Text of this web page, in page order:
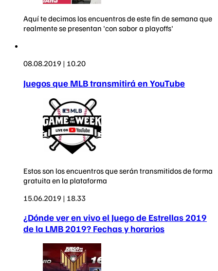
Aquí te decimos los encuentros de este fin de semana que
realmente se presentan 'con sabor a playoffs'
08.08.2019 | 10.20
Juegos que MLB transmitirá en YouTube
Estos son los encuentros que serán transmitidos de forma
gratuita en la plataforma
15.06.2019 | 18.33
¿Dónde ver en vivo el Juego de Estrellas 2019
de la LMB 2019? Fechas y horarios